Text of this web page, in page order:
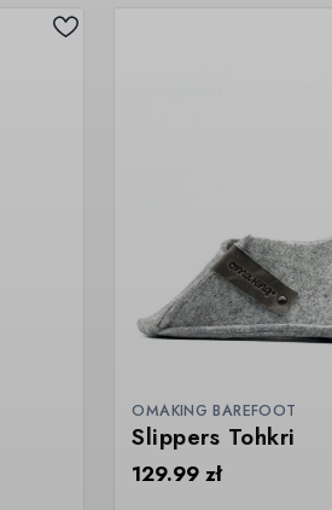
OMAKING BAREFOOT
Slippers Tohkri
129.99zł